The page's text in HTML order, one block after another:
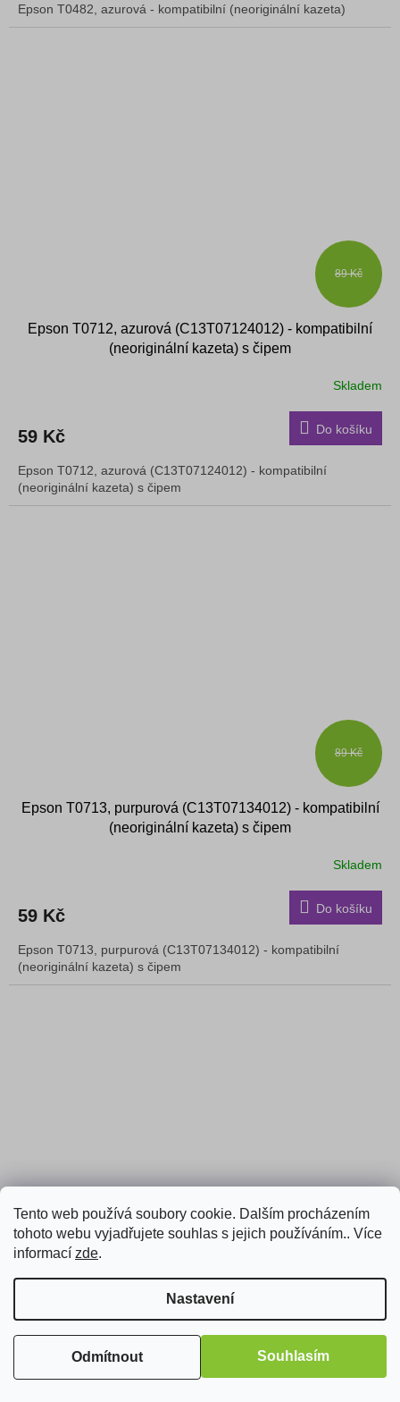
Tento web používá soubory cookie. Dalším procházením
tohoto webu vyjadřujete souhlas s jejich používáním.. Více
informací zde.
Nastavení
Odmítnout Souhlasím
Epson T0482, azurová - kompatibilní (neoriginální kazeta)
89 Kč
Epson T0712, azurová (C13T07124012) - kompatibilní
(neoriginální kazeta) s čipem
Skladem
59 Kč Do košíku
Epson T0712, azurová (C13T07124012) - kompatibilní
(neoriginální kazeta) s čipem
89 Kč
Epson T0713, purpurová (C13T07134012) - kompatibilní
(neoriginální kazeta) s čipem
Skladem
59 Kč Do košíku
Epson T0713, purpurová (C13T07134012) - kompatibilní
(neoriginální kazeta) s čipem
(neoriginální kazeta) s čipem